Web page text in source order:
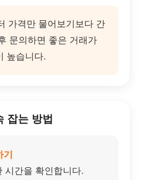
가격만 물어보기보다 간
문의하면 좋은 거래가
높습니다.
잡는 방법
시간을 확인합니다.